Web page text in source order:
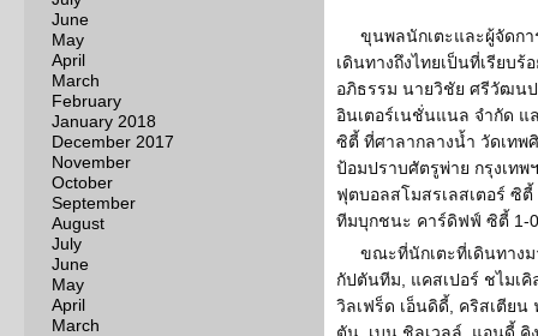
June
May
April
March
February
January 2018
December 2017
November
October
September
August
July
June
May
April
March
ขุนพลนักเตะและผู้จัดกา
เดินทางถึงไทยเป็นที่เรียบ
อภิธรรม นายวิชัย ศรีวัฒนป
อินเตอร์เนชั่นแนล จํากัด แ
ซิตี้ ที่ศาลากลางน้ำ วัดเทพ
ป้อมปราบศัตรูพ่าย กรุงเท
ฟุตบอลสโมสรเลสเตอร์ ซิ
ทีมบุกชนะ คาร์ดิฟฟ์ ซิตี้ 1-
ขณะที่นักเตะที่เดินทาง
กัปตันทีม, แคสเปอร์ ชไมเคิ
วิลเฟร็ด เอ็นดิดี้, คริสเตีย